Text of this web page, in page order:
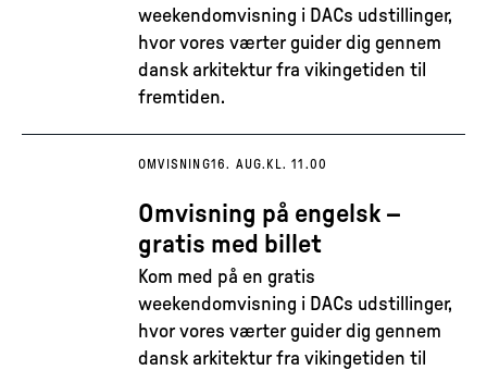
weekendomvisning i DACs udstillinger,
hvor vores værter guider dig gennem
dansk arkitektur fra vikingetiden til
fremtiden.
OMVISNING16. AUG. KL. 11.00
Omvisning på engelsk –
gratis med billet
Kom med på en gratis
weekendomvisning i DACs udstillinger,
hvor vores værter guider dig gennem
dansk arkitektur fra vikingetiden til